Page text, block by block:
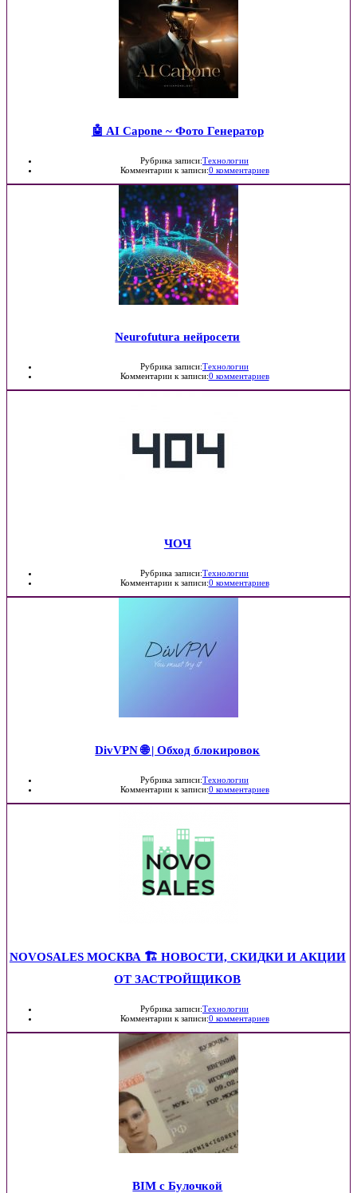
🤖 AI Capone ~ Фото Генератор
Рубрика записи:Технологии
Комментарии к записи:0 комментариев
Neurofutura нейросети
Рубрика записи:Технологии
Комментарии к записи:0 комментариев
ЧОЧ
Рубрика записи:Технологии
Комментарии к записи:0 комментариев
DivVPN 🌐 | Обход блокировок
Рубрика записи:Технологии
Комментарии к записи:0 комментариев
NOVOSALES МОСКВА 🏗 НОВОСТИ, СКИДКИ И АКЦИИ
ОТ ЗАСТРОЙЩИКОВ
Рубрика записи:Технологии
Комментарии к записи:0 комментариев
BIM с Булочкой